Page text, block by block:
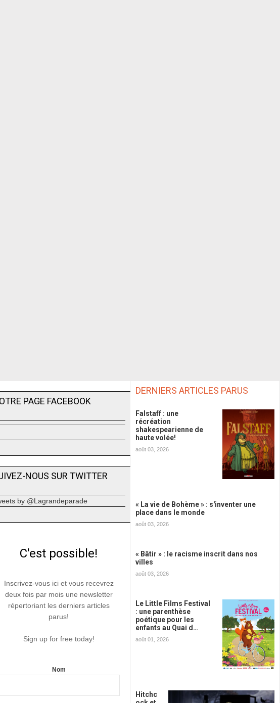
PAGE FACEBOOK
NOUS SUR TWITTER
by @Lagrandeparade
C'est possible!
Inscrivez-vous ici et vous recevrez
deux fois par mois une newsletter
répertoriant les derniers articles
parus!
Sign up for free today!
Nom
DERNIERS ARTICLES PARUS
Falstaff : une
récréation
shakespearienne de
haute volée!
août 03, 2026
« La vie de Bohème » : s'inventer une
place dans le monde
août 03, 2026
« Bâtir » : le racisme inscrit dans nos
villes
août 03, 2026
Le Little Films Festival
: une parenthèse
poétique pour les
enfants au Quai d…
août 01, 2026
Hitchc